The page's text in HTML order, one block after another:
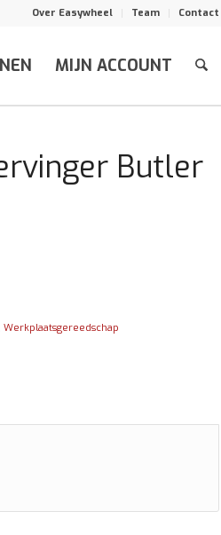
Over Easywheel Team Contact
MIJN ACCOUNT
Butler
,Werkplaatsgereedschap